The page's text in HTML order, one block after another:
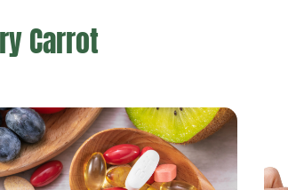
Carrot